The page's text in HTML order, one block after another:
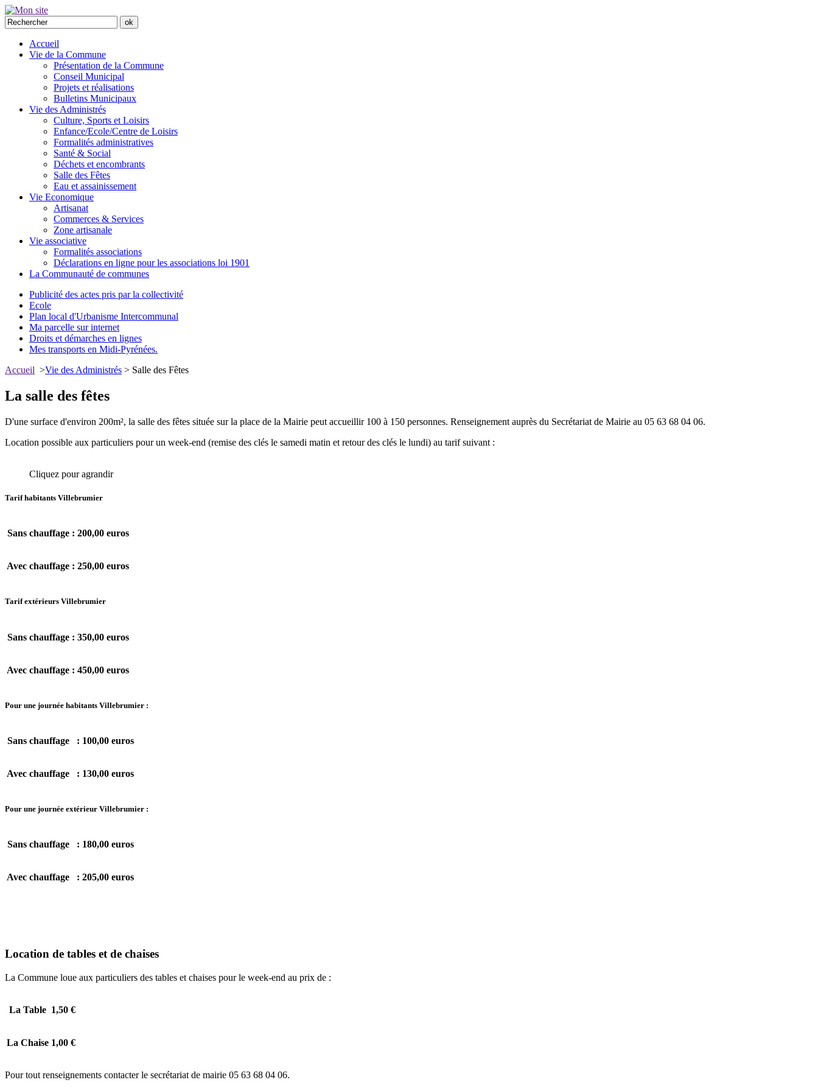
Accueil
Vie de la Commune
Présentation de la Commune
Conseil Municipal
Projets et réalisations
Bulletins Municipaux
Vie des Administrés
Culture, Sports et Loisirs
Enfance/Ecole/Centre de Loisirs
Formalités administratives
Santé & Social
Déchets et encombrants
Salle des Fêtes
Eau et assainissement
Vie Economique
Artisanat
Commerces & Services
Zone artisanale
Vie associative
Formalités associations
Déclarations en ligne pour les associations loi 1901
La Communauté de communes
Publicité des actes pris par la collectivité
Ecole
Plan local d'Urbanisme Intercommunal
Ma parcelle sur internet
Droits et démarches en lignes
Mes transports en Midi-Pyrénées.
Accueil >Vie des Administrés > Salle des Fêtes
La salle des fêtes
D'une surface d'environ 200m², la salle des fêtes située sur la place de la Mairie peut accueillir 100 à 150 personnes. Renseignement auprès du Secrétariat de Mairie au 05 63 68 04 06.
Location possible aux particuliers pour un week-end (remise des clés le samedi matin et retour des clés le lundi) au tarif suivant :
Cliquez pour agrandir
Tarif habitants Villebrumier
Sans chauffage : 200,00 euros
Avec chauffage : 250,00 euros
Tarif extérieurs Villebrumier
Sans chauffage : 350,00 euros
Avec chauffage : 450,00 euros
Pour une journée habitants Villebrumier :
Sans chauffage : 100,00 euros
Avec chauffage : 130,00 euros
Pour une journée extérieur Villebrumier :
Sans chauffage : 180,00 euros
Avec chauffage : 205,00 euros
Location de tables et de chaises
La Commune loue aux particuliers des tables et chaises pour le week-end au prix de :
La Table 1,50 €
La Chaise 1,00 €
Pour tout renseignements contacter le secrétariat de mairie 05 63 68 04 06.